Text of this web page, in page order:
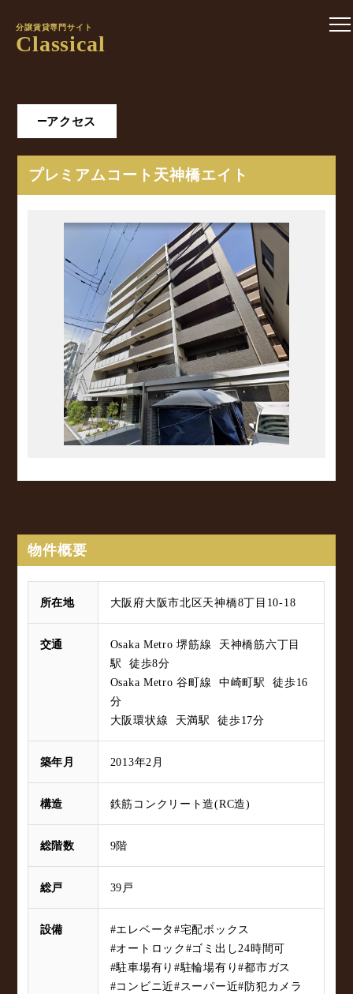
分譲賃貸専門サイト
Classical
アクセス
プレミアムコート天神橋エイト
物件概要
所在地 大阪府大阪市北区天神橋8丁目10-18
交通
Osaka Metro 堺筋線 天神橋筋六丁目
駅 徒歩8分
Osaka Metro 谷町線 中崎町駅 徒歩16
分
大阪環状線 天満駅 徒歩17分
築年月 2013年2月
構造 鉄筋コンクリート造(RC造)
総階数 9階
総戸 39戸
設備 #エレベータ#宅配ボックス
#オートロック#ゴミ出し24時間可
#駐車場有り#駐輪場有り#都市ガス
#コンビニ近#スーパー近#防犯カメラ